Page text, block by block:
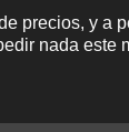
precios, y a
nada este